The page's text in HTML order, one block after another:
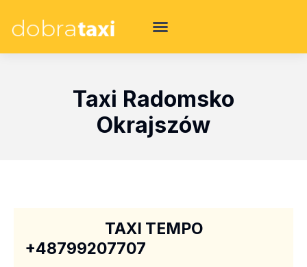
Taxi Radomsko
Okrajszów
TAXI TEMPO
+48799207707